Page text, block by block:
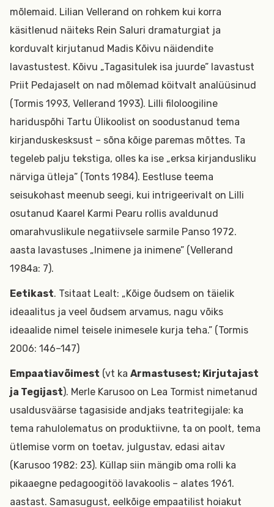
mõlemaid. Lilian Vellerand on rohkem kui korra
käsitlenud näiteks Rein Saluri dramaturgiat ja
korduvalt kirjutanud Madis Kõivu näidendite
lavastustest. Kõivu „Tagasitulek isa juurde” lavastust
Priit Pedajaselt on nad mõlemad köitvalt analüüsinud
(Tormis 1993, Vellerand 1993). Lilli filoloogiline
hariduspõhi Tartu Ülikoolist on soodustanud tema
kirjanduskesksust – sõna kõige paremas mõttes. Ta
tegeleb palju tekstiga, olles ka ise „erksa kirjandusliku
närviga ütleja” (Tonts 1984). Eestluse teema
seisukohast meenub seegi, kui intrigeerivalt on Lilli
osutanud Kaarel Karmi Pearu rollis avaldunud
omarahvuslikule negatiivsele sarmile Panso 1972.
aasta lavastuses „Inimene ja inimene” (Vellerand
1984a: 7).
Eetikast. Tsitaat Lealt: „Kõige õudsem on täielik
ideaalitus ja veel õudsem arvamus, nagu võiks
ideaalide nimel teisele inimesele kurja teha.” (Tormis
2006: 146–147)
Empaatiavõimest (vt ka Armastusest; Kirjutajast
ja Tegijast). Merle Karusoo on Lea Tormist nimetanud
usaldusväärse tagasiside andjaks teatritegijale: ka
tema rahulolematus on produktiivne, ta on poolt, tema
ütlemise vorm on toetav, julgustav, edasi aitav
(Karusoo 1982: 23). Küllap siin mängib oma rolli ka
pikaaegne pedagoogitöö lavakoolis – alates 1961.
aastast. Samasugust, eelkõige empaatilist hoiakut